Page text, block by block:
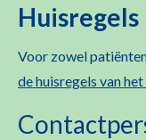
Huisregels
Voor zowel
de huisregels van